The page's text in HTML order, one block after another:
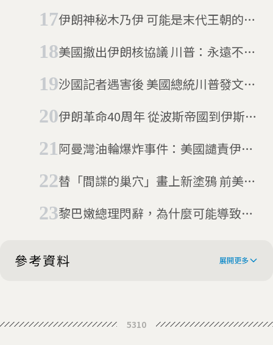
伊朗神秘木乃伊 可能是末代王朝的國
美國撤出伊朗核協議 川普：永遠不該
沙國記者遇害後 美國總統川普發文挺
伊朗革命40周年 從波斯帝國到伊斯蘭
阿曼灣油輪爆炸事件：美國譴責伊
替「間諜的巢穴」畫上新塗鴉 前美國
黎巴嫩總理閃辭，為什麼可能導致下
參考資料 展開更多
rivalry explained
5310